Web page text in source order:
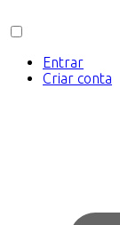
Entrar
Criar conta